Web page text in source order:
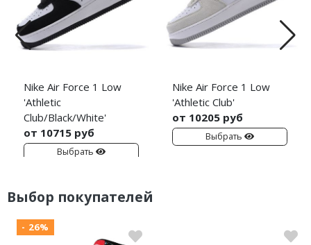
Nike Air Force 1 Low
'Athletic
Club/Black/White'
от 10715 руб
Выбрать
Nike Air Force 1 Low
'Athletic Club'
от 10205 руб
Выбрать
Выбор покупателей
- 26%